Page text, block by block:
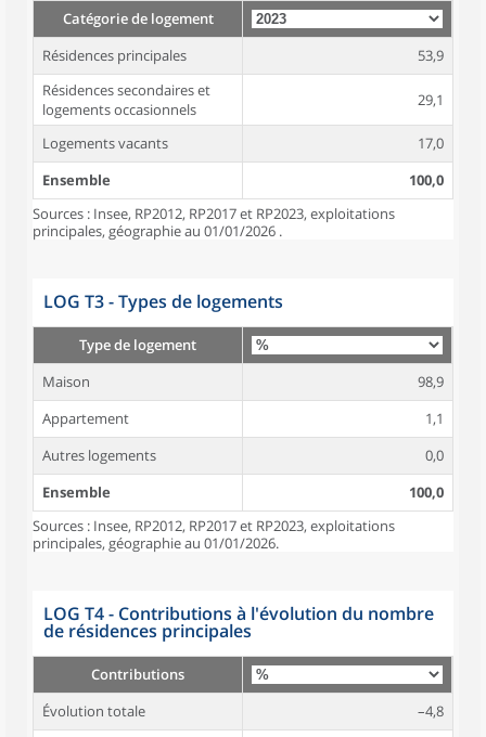
Catégorie de logement
Résidences principales
53,9
Résidences secondaires et
logements occasionnels
29,1
Logements vacants
17,0
Ensemble
100,0
Sources : Insee, RP2012, RP2017 et RP2023, exploitations
principales, géographie au 01/01/2026 .
LOG T3 - Types de logements
Type de logement
Maison
98,9
Appartement
1,1
Autres logements
0,0
Ensemble
100,0
Sources : Insee, RP2012, RP2017 et RP2023, exploitations
principales, géographie au 01/01/2026.
LOG T4 - Contributions à l'évolution du nombre
de résidences principales
Contributions
Évolution totale
–4,8